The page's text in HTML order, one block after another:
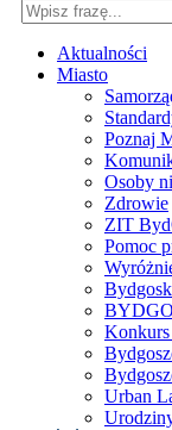
Aktualności
Miasto
Poznaj
Osoby
Zdrowie
ZIT
Pomoc
Urban